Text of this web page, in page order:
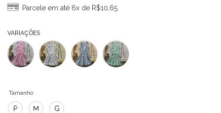
Parcele em até 6x de R$10,65
VARIAÇÕES
Tamanho
P M G